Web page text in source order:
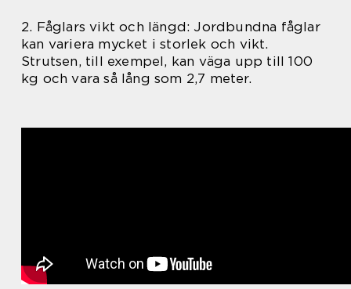
2. Fåglars vikt och längd: Jordbundna fåglar
kan variera mycket i storlek och vikt.
Strutsen, till exempel, kan väga upp till 100
kg och vara så lång som 2,7 meter.